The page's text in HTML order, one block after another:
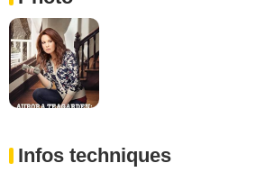
Infos techniques